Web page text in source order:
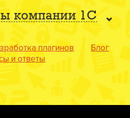
компании 1С
плагинов
Блог
и ответы